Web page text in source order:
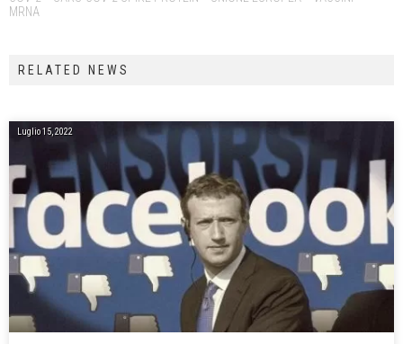
MRNA
RELATED NEWS
Luglio 15, 2022